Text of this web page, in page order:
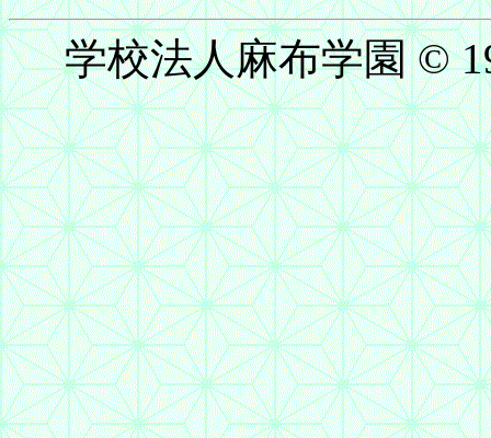
学校法人麻布学園 ©